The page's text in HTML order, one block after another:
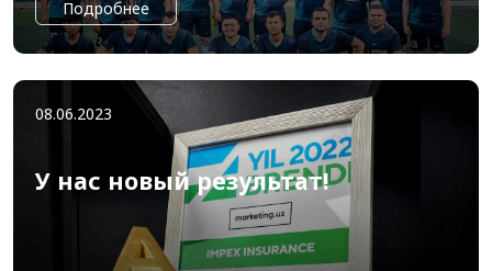
Подробнее
08.06.2023
У нас новый результат!